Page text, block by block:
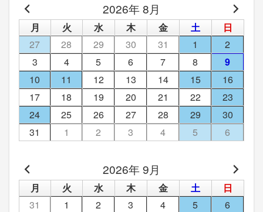
2026年 8月
月 火 水 木 金 土
日
27
28 29 30 31 1
2
3
4 5 6 7 8
9
10
11 12 13 14 15
16
17
18 19 20 21 22
23
24
25 26 27 28 29
30
31
1 2 3 4 5 6
2026年 9月
月 火 水 木 金 土
日
31
1 2 3 4 5
6